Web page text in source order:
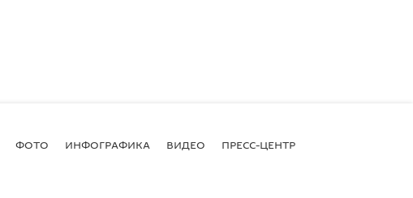
ФОТО ИНФОГРАФИКА ВИДЕО ПРЕСС-ЦЕНТР